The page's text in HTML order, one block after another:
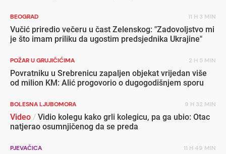
BEOGRAD 11 H 3 MIN
Vučić priredio večeru u čast Zelenskog: "Zadovoljstvo mi
je što imam priliku da ugostim predsjednika Ukrajine"
POŽAR U GRUJIČIĆIMA 2 H 5 MIN
Povratniku u Srebrenicu zapaljen objekat vrijedan više
od milion KM: Alić progovorio o dugogodišnjem sporu
BOLESNA LJUBOMORA 9 H 32 MIN
Video / Vidio kolegu kako grli kolegicu, pa ga ubio: Otac
natjerao osumnjičenog da se preda
PJEVAČICA 11 H 49 MIN